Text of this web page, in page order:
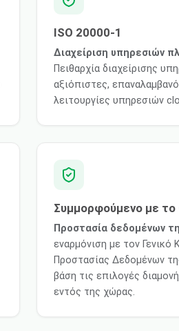
ISO 20000-1
Διαχείριση υπηρεσιών
Πειθαρχία διαχείρισης
αξιόπιστες,
λειτουργίες υπηρεσιών
Συμμορφούμενο με το
Προστασία δεδομένων
εναρμόνιση με τον Γενικό
Προστασίας Δεδομένων
βάση τις επιλογές
εντός της χώρας.